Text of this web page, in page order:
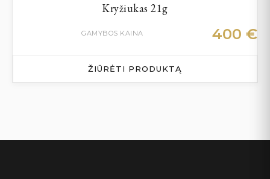
Kryžiukas 21g
GAMYBOS KAINA 400 €
ŽIŪRĖTI PRODUKTĄ